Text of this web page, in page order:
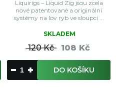
Liquirigs – Liquid Zig jsou zcela
nové patentované a originální
systémy na lov ryb ve sloupci ...
SKLADEM
120 Kč 108 Kč
DO KOŠÍKU